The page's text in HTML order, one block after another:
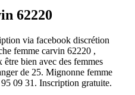
62220
via facebook discrétion
femme carvin 62220 ,
bien avec des femmes
de 25. Mignonne femme
09 31. Inscription gratuite.